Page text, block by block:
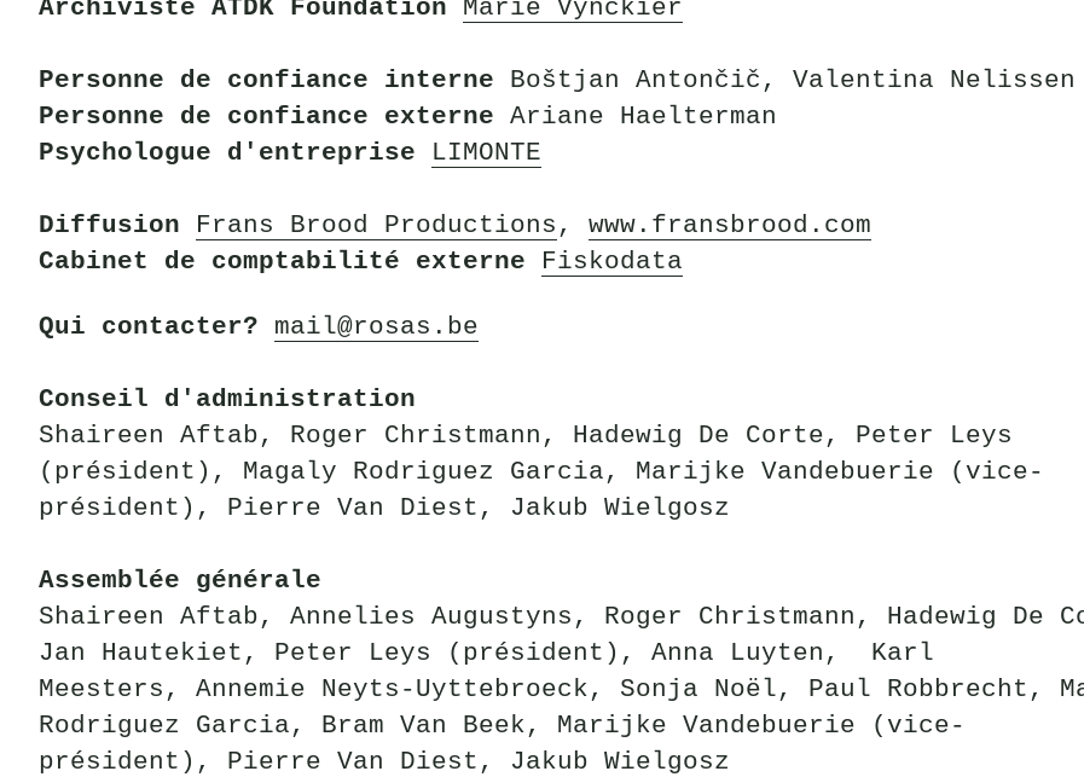
Archiviste ATDK Foundation Marie Vynckier
Personne de confiance interne Boštjan Antončič, Valentina Nelissen
Personne de confiance externe Ariane Haelterman
Psychologue d'entreprise
LIMONTE
Diffusion Frans Brood Productions , www.fransbrood.com
Cabinet de comptabilité externe
Fiskodata
Qui contacter? mail@rosas.be
Conseil d'administration
Shaireen Aftab, Roger Christmann, Hadewig De Corte, Peter Leys
(président), Magaly Rodriguez Garcia, Marijke Vandebuerie (vice-
président), Pierre Van Diest, Jakub Wielgosz
Assemblée générale
Shaireen Aftab, Annelies Augustyns, Roger Christmann, Hadewig De
Jan Hautekiet, Peter Leys (président), Anna Luyten, Karl
Meesters, Annemie Neyts-Uyttebroeck, Sonja Noël, Paul Robbrecht,
Rodriguez Garcia, Bram Van Beek, Marijke Vandebuerie (vice-
président), Pierre Van Diest, Jakub Wielgosz